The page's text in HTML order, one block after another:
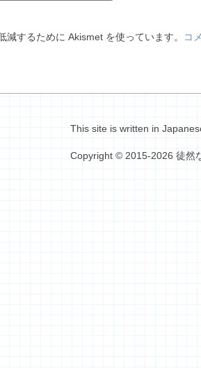
減するために Akismet を使っています。
コ
This site is written in
Copyright © 2015-2026 徒然